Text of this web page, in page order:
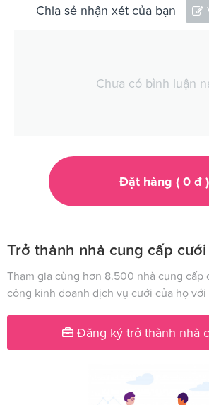
Chia sẻ nhận xét của bạn
Chưa có bình luận
Đặt hàng ( 0đ )
Trở thành nhà cung cấp
Tham gia cùng hơn 8.500 nhà cung cấp
công kinh doanh dịch vụ cưới của họ với
Đăng ký trở thành nhà